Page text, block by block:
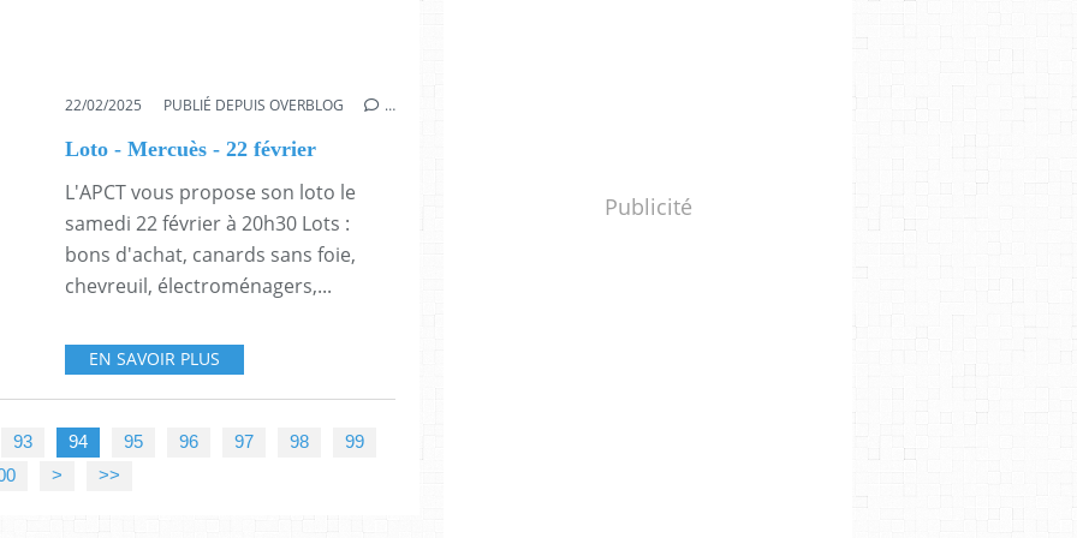
22/02/2025 PUBLIÉ DEPUIS OVERBLOG …
Loto - Mercuès - 22 février
L'APCT vous propose son loto le
samedi 22 février à 20h30 Lots :
bons d'achat, canards sans foie,
chevreuil, électroménagers,...
EN SAVOIR PLUS
93 94 95 96 97 98
99
> >>
Publicité